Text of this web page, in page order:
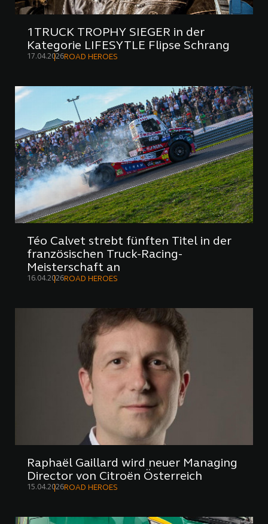
1TRUCK TROPHY SIEGER in der
Kategorie LIFESYTLE Flipse Schrang
17.04.2026ROAD HEROES
Téo Calvet strebt fünften Titel in der
französischen Truck-Racing-
Meisterschaft an
16.04.2026ROAD HEROES
Raphaël Gaillard wird neuer Managing
Director von Citroën Österreich
15.04.2026ROAD HEROES